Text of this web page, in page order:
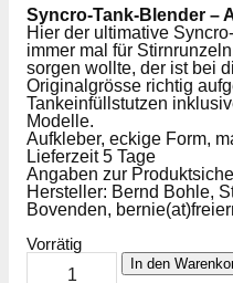
Syncro-Tank-Blender –
Hier der ultimative
immer mal für
sorgen wollte, der ist bei
Originalgrösse richtig
Tankeinfüllstutzen
Modelle.
Aufkleber, eckige Form,
Lieferzeit 5 Tage
Angaben zur
Hersteller: Bernd Bohle,
Bovenden,
Vorrätig
Syncro-
In den